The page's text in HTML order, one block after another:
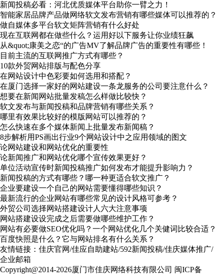
新闻投稿必看：河北优质媒体平台助你一臂之力！
智能家居品牌产品做网络软文发布营销有哪些媒体可以推荐的？
做自媒体多平台软文矩阵营销有什么好处
现在互联网都在做些什么？运用好以下服务让你业绩狂飙
从&quot;康美之恋“的广告MV了解品牌广告的重要性有哪些！
目前主流的互联网推广方式有哪些？
10款外贸网站排版与配色分享
在网站设计中色彩要如何选用和搭配？
在厦门选择一家好的网站建设一条龙服务的公司要注意什么？
想要在新闻网站批量发稿怎么样做比较快？
软文发布与新闻投稿和品牌营销有哪些关系？
哪里有效果比较好的模版网站可以推荐的？
怎么快速在多个媒体新闻上批量发布新闻稿？
8步解析用PS画出行业9个网站设计中之应用领域的图文
论网站建设和网站优化的重要性
论新闻推广和网站优化哪个宣传效果更好？
单位活动宣传时新闻投稿推广如何发布才能提升影响力？
新闻投稿的方式有哪些？哪一种更适合软文推广？
企业要建设一个自己的网站需要懂得哪些知识？
最新流行的企业网站有哪些常见的设计风格可参考？
外贸公司选择网站搭建设计人六大注意事项
网站搭建设设完成之后需要做哪些维护工作？
网站有必要做SEO优化吗？一个网站优化几个关健词比较合适？
百度快照是什么？它与网站排名有什么关系？
友情链接： 佳庆官网/佳应自助建站/592新闻投稿/佳庆媒体推广/
企业邮箱
Copyright@2014-2026厦门市佳庆网络科技有限公司 闽ICP备